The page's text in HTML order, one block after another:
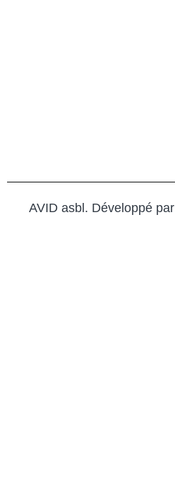
AVID asbl. Développé par